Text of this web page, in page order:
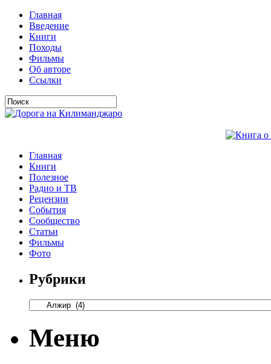
Главная
Введение
Книги
Походы
Фильмы
Об авторе
Ссылки
Главная
Книги
Полезное
Радио и ТВ
Рецензии
События
Сообщество
Статьи
Фильмы
Фото
Рубрики
Меню